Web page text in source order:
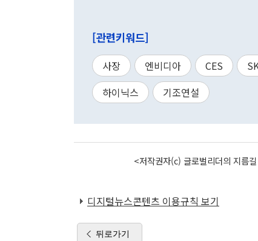
[관련키워드]
사장 엔비디아 CES
하이닉스
기조연설
<저작권자(c) 글로벌리더의 지름
디지털뉴스콘텐츠 이용규칙 보기
뒤로가기